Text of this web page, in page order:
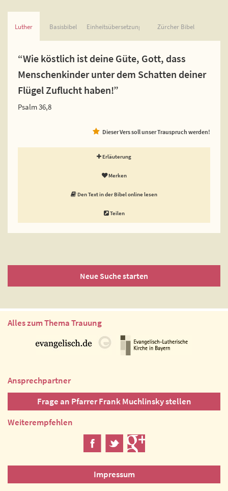
Luther Basisbibel Einheitsübersetzung Zürcher Bibel
“Wie köstlich ist deine Güte, Gott, dass
Menschenkinder unter dem Schatten deiner
Flügel Zuflucht haben!”
Psalm 36,8
Dieser Vers soll unser Trauspruch werden!
Erläuterung
Merken
Den Text in der Bibel online lesen
Teilen
Neue Suche starten
Alles zum Thema Trauung
Ansprechpartner
Frage an Pfarrer Frank Muchlinsky stellen
Weiterempfehlen
Impressum